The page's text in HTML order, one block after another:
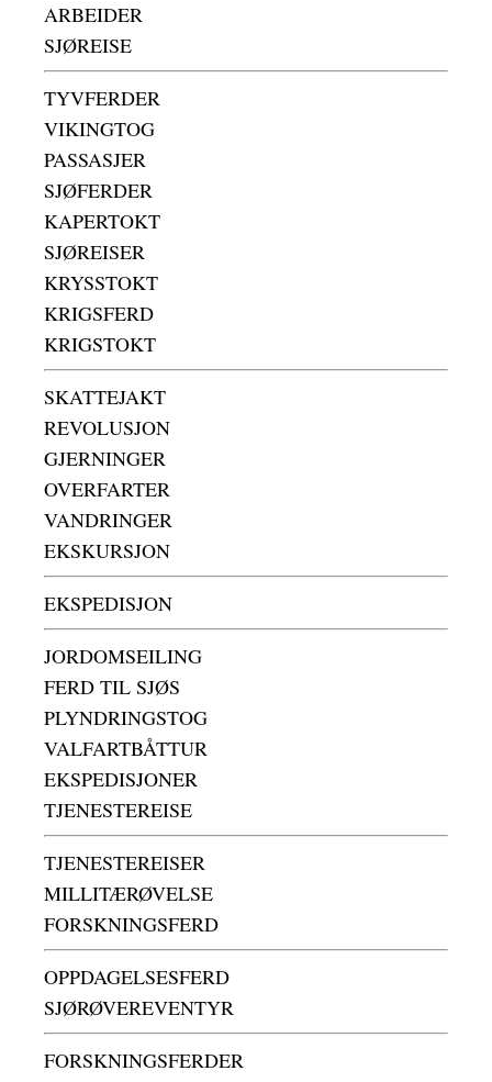
ARBEIDER
SJØREISE
TYVFERDER
VIKINGTOG
PASSASJER
SJØFERDER
KAPERTOKT
SJØREISER
KRYSSTOKT
KRIGSFERD
KRIGSTOKT
SKATTEJAKT
REVOLUSJON
GJERNINGER
OVERFARTER
VANDRINGER
EKSKURSJON
EKSPEDISJON
JORDOMSEILING
FERD TIL SJØS
PLYNDRINGSTOG
VALFARTBÅTTUR
EKSPEDISJONER
TJENESTEREISE
TJENESTEREISER
MILLITÆRØVELSE
FORSKNINGSFERD
OPPDAGELSESFERD
SJØRØVEREVENTYR
FORSKNINGSFERDER